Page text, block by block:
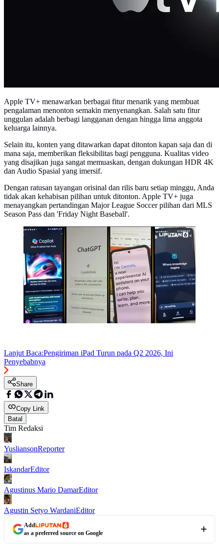
Apple TV+ menawarkan berbagai fitur menarik yang membuat
pengalaman menonton semakin menyenangkan. Salah satu fitur
unggulan adalah berbagi langganan dengan hingga lima anggota
keluarga lainnya.
Selain itu, konten yang ditawarkan dapat ditonton kapan saja dan di
mana saja, memberikan fleksibilitas bagi pengguna. Kualitas video
yang disajikan juga sangat memuaskan, dengan dukungan HDR 4K
dan Audio Spasial yang imersif.
Dengan ratusan tayangan orisinal dan rilis baru setiap minggu, Anda
tidak akan kehabisan pilihan untuk ditonton. Apple TV+ juga
menayangkan pertandingan Major League Soccer pilihan dari MLS
Season Pass dan 'Friday Night Baseball'.
Banner Infografis 4 Rekomendasi Chatbot AI Terbaik.
(Liputan6.com/Gotri/Abdillah)
Lanjut Baca:Pengiriman iPad Turun pada Q2 2026, Ini
Penyebabnya
Share
Copy Link
Batal
Tim Redaksi
YusliansonReporter
IskandarEditor
Agustinus Mario DamarEditor
Agustin Setyo WardaniEditor
Add
as a preferred source on Google